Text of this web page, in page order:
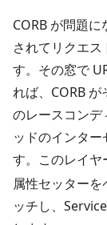
CORB が問題
されてリクエ
す。その窓で
れば、CORB
のレースコン
ッドのインタ
す。このレイヤ
属性セッター
ッチし、